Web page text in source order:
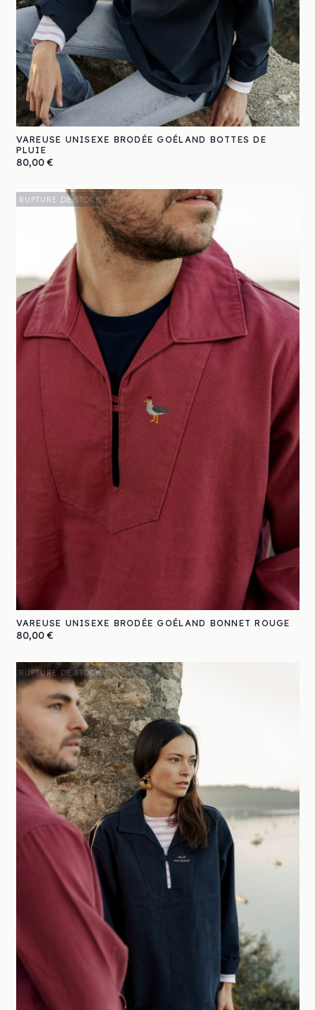
VAREUSE UNISEXE BRODÉE GOÉLAND BOTTES DE
PLUIE
Prix
80,00 €
VAREUSE UNISEXE BRODÉE GOÉLAND BONNET ROUGE
Prix
80,00 €
RUPTURE DE STOCK
RUPTURE DE STOCK